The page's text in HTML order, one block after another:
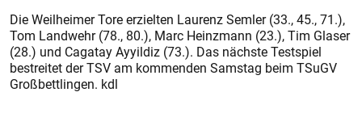
Die Weilheimer Tore erzielten Laurenz Semler (33., 45., 71.),
Tom Landwehr (78., 80.), Marc Heinzmann (23.), Tim Glaser
(28.) und Cagatay Ayyildiz (73.). Das nächste Testspiel
bestreitet der TSV am kommenden Samstag beim TSuGV
Großbettlingen. kdl